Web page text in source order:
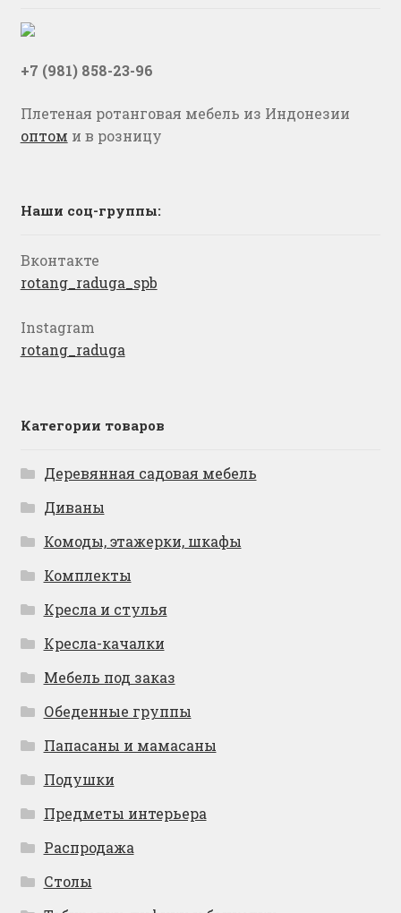
+7 (981) 858-23-96
Плетеная ротанговая мебель из Индонезии
оптом и в розницу
Наши соц-группы:
Вконтакте
rotang_raduga_spb
Instagram
rotang_raduga
Категории товаров
Деревянная садовая мебель
Диваны
Комоды, этажерки, шкафы
Комплекты
Кресла и стулья
Кресла-качалки
Мебель под заказ
Обеденные группы
Папасаны и мамасаны
Подушки
Предметы интерьера
Распродажа
Столы